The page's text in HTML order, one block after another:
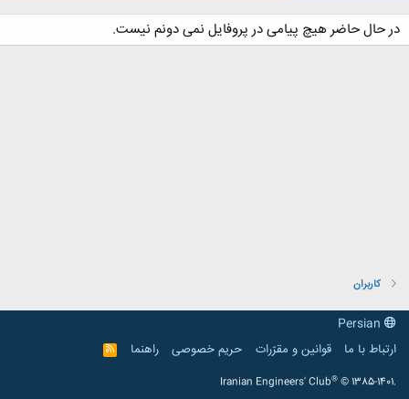
در حال حاضر هیچ پیامی در پروفایل نمی دونم نیست.
کاربران
ارتباط با ما
قوانین و مقرّرات حریم خصوصی راهنما
R
S
Iranian Engineers' Club® © 1385-1401.